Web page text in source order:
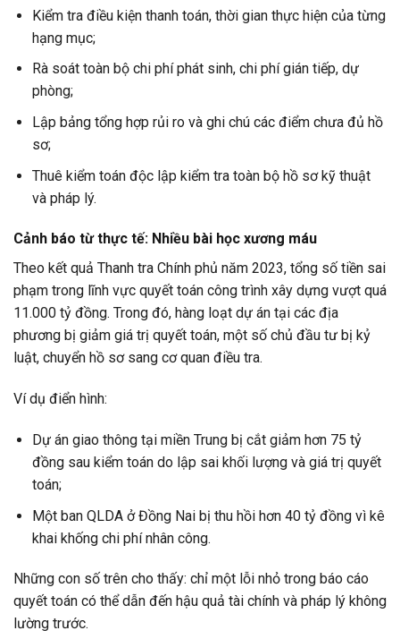
Kiểm tra điều kiện thanh toán, thời gian thực hiện của từng
hạng mục;
Rà soát toàn bộ chi phí phát sinh, chi phí gián tiếp, dự
phòng;
Lập bảng tổng hợp rủi ro và ghi chú các điểm chưa đủ hồ
sơ;
Thuê kiểm toán độc lập kiểm tra toàn bộ hồ sơ kỹ thuật
và pháp lý.
Cảnh báo từ thực tế: Nhiều bài học xương máu
Theo kết quả Thanh tra Chính phủ năm 2023, tổng số tiền sai
phạm trong lĩnh vực quyết toán công trình xây dựng vượt quá
11.000 tỷ đồng. Trong đó, hàng loạt dự án tại các địa
phương bị giảm giá trị quyết toán, một số chủ đầu tư bị kỷ
luật, chuyển hồ sơ sang cơ quan điều tra.
Ví dụ điển hình:
Dự án giao thông tại miền Trung bị cắt giảm hơn 75 tỷ
đồng sau kiểm toán do lập sai khối lượng và giá trị quyết
toán;
Một ban QLDA ở Đồng Nai bị thu hồi hơn 40 tỷ đồng vì kê
khai khống chi phí nhân công.
Những con số trên cho thấy: chỉ một lỗi nhỏ trong báo cáo
quyết toán có thể dẫn đến hậu quả tài chính và pháp lý không
lường trước.